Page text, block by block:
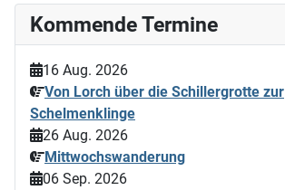
Kommende Termine
16 Aug. 2026
Von Lorch über die Schillergrotte zur
Schelmenklinge
26 Aug. 2026
Mittwochswanderung
06 Sep. 2026